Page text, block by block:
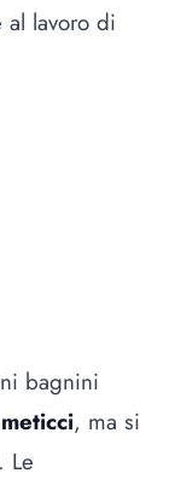
lavoro di
bagnini
meticci, ma si
Le